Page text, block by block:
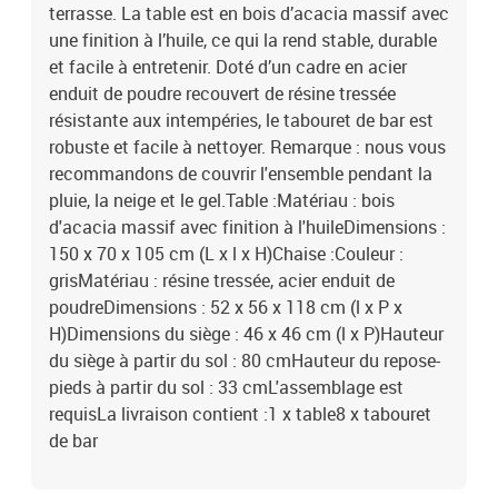
terrasse. La table est en bois d’acacia massif avec
une finition à l’huile, ce qui la rend stable, durable
et facile à entretenir. Doté d’un cadre en acier
enduit de poudre recouvert de résine tressée
résistante aux intempéries, le tabouret de bar est
robuste et facile à nettoyer. Remarque : nous vous
recommandons de couvrir l'ensemble pendant la
pluie, la neige et le gel.Table :Matériau : bois
d'acacia massif avec finition à l'huileDimensions :
150 x 70 x 105 cm (L x l x H)Chaise :Couleur :
grisMatériau : résine tressée, acier enduit de
poudreDimensions : 52 x 56 x 118 cm (l x P x
H)Dimensions du siège : 46 x 46 cm (l x P)Hauteur
du siège à partir du sol : 80 cmHauteur du repose-
pieds à partir du sol : 33 cmL'assemblage est
requisLa livraison contient :1 x table8 x tabouret
de bar